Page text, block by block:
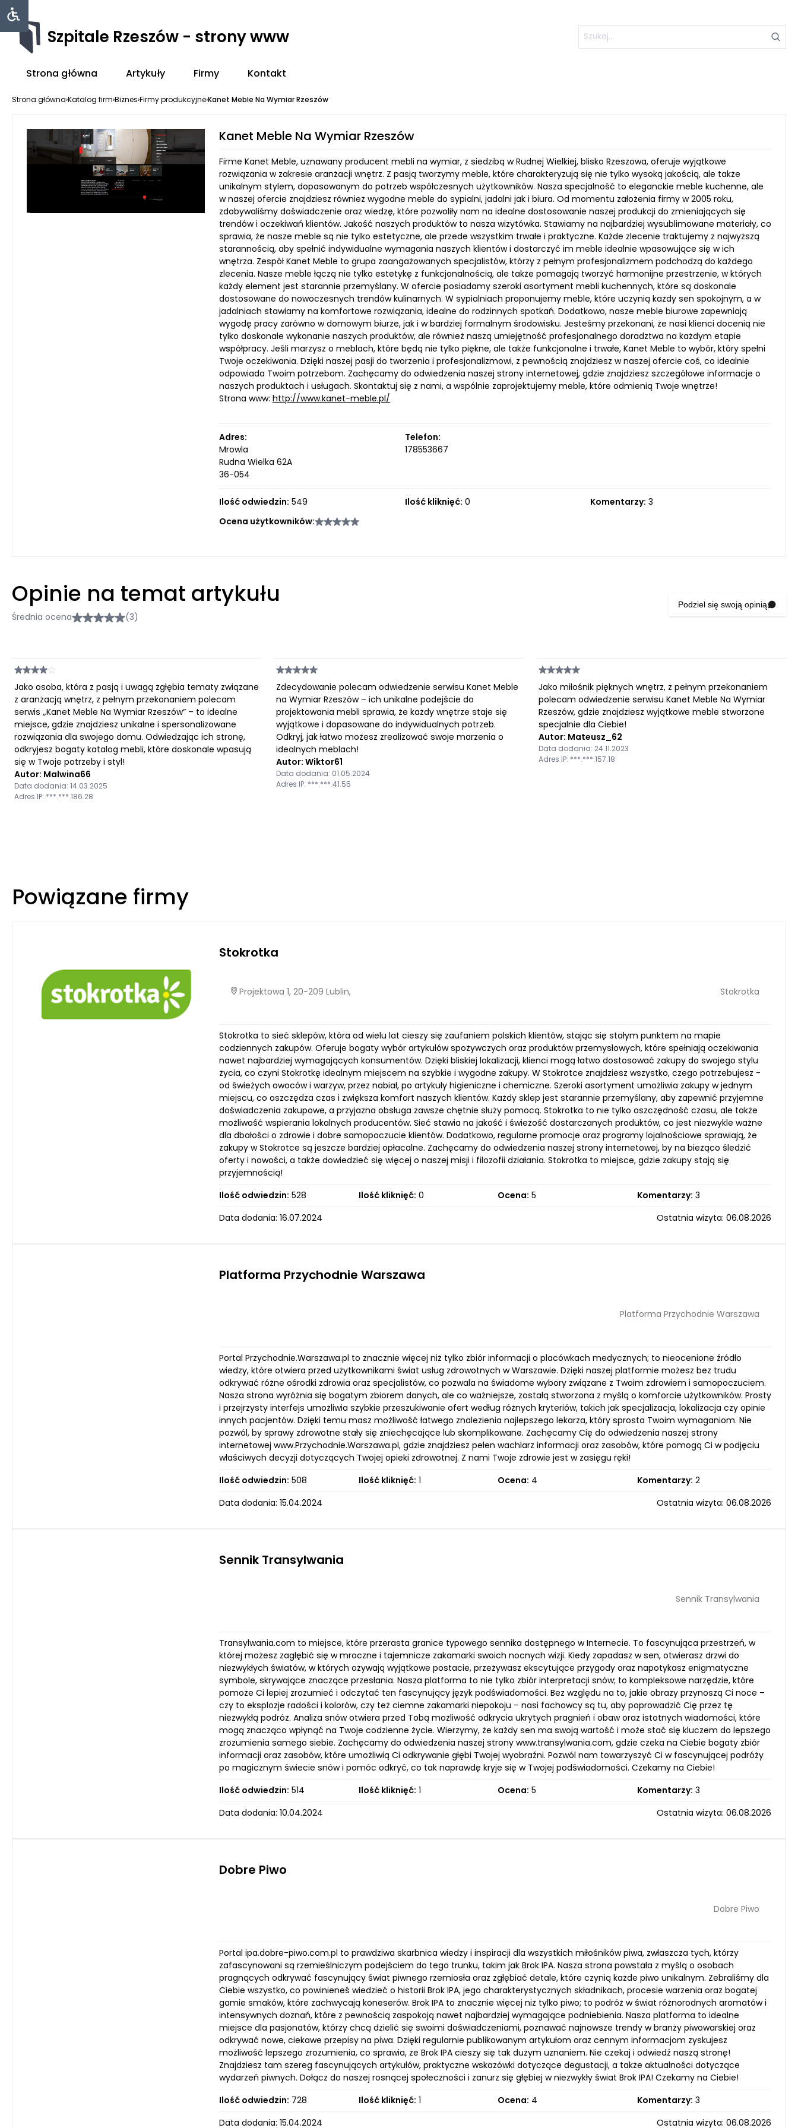
Szpitale Rzeszów - strony www
Strona główna Artykuły Firmy Kontakt
Strona główna›Katalog firm›Biznes›Firmy produkcyjne›Kanet Meble Na Wymiar Rzeszów
Kanet Meble Na Wymiar Rzeszów
Firme Kanet Meble, uznawany producent mebli na wymiar, z siedzibą w Rudnej Wielkiej, blisko Rzeszowa, oferuje wyjątkowe
rozwiązania w zakresie aranżacji wnętrz. Z pasją tworzymy meble, które charakteryzują się nie tylko wysoką jakością, ale także
unikalnym stylem, dopasowanym do potrzeb współczesnych użytkowników. Nasza specjalność to eleganckie meble kuchenne, ale
w naszej ofercie znajdziesz również wygodne meble do sypialni, jadalni jak i biura. Od momentu założenia firmy w 2005 roku,
zdobywaliśmy doświadczenie oraz wiedzę, które pozwoliły nam na idealne dostosowanie naszej produkcji do zmieniających się
trendów i oczekiwań klientów. Jakość naszych produktów to nasza wizytówka. Stawiamy na najbardziej wysublimowane materiały, co
sprawia, że nasze meble są nie tylko estetyczne, ale przede wszystkim trwałe i praktyczne. Każde zlecenie traktujemy z najwyższą
starannością, aby spełnić indywidualne wymagania naszych klientów i dostarczyć im meble idealnie wpasowujące się w ich
wnętrza. Zespół Kanet Meble to grupa zaangażowanych specjalistów, którzy z pełnym profesjonalizmem podchodzą do każdego
zlecenia. Nasze meble łączą nie tylko estetykę z funkcjonalnością, ale także pomagają tworzyć harmonijne przestrzenie, w których
każdy element jest starannie przemyślany. W ofercie posiadamy szeroki asortyment mebli kuchennych, które są doskonale
dostosowane do nowoczesnych trendów kulinarnych. W sypialniach proponujemy meble, które uczynią każdy sen spokojnym, a w
jadalniach stawiamy na komfortowe rozwiązania, idealne do rodzinnych spotkań. Dodatkowo, nasze meble biurowe zapewniają
wygodę pracy zarówno w domowym biurze, jak i w bardziej formalnym środowisku. Jesteśmy przekonani, że nasi klienci docenią nie
tylko doskonałe wykonanie naszych produktów, ale również naszą umiejętność profesjonalnego doradztwa na każdym etapie
współpracy. Jeśli marzysz o meblach, które będą nie tylko piękne, ale także funkcjonalne i trwałe, Kanet Meble to wybór, który spełni
Twoje oczekiwania. Dzięki naszej pasji do tworzenia i profesjonalizmowi, z pewnością znajdziesz w naszej ofercie coś, co idealnie
odpowiada Twoim potrzebom. Zachęcamy do odwiedzenia naszej strony internetowej, gdzie znajdziesz szczegółowe informacje o
naszych produktach i usługach. Skontaktuj się z nami, a wspólnie zaprojektujemy meble, które odmienią Twoje wnętrze!
Strona www: http://www.kanet-meble.pl/
Adres:
Mrowla
Rudna Wielka 62A
36-054
Telefon:
178553667
Ilość odwiedzin: 549 Ilość kliknięć: 0 Komentarzy: 3
Ocena użytkowników:
Opinie na temat artykułu
Średnia ocena (3)
Podziel się swoją opinią
Jako osoba, która z pasją i uwagą zgłębia tematy związane
z aranżacją wnętrz, z pełnym przekonaniem polecam
serwis „Kanet Meble Na Wymiar Rzeszów” – to idealne
miejsce, gdzie znajdziesz unikalne i spersonalizowane
rozwiązania dla swojego domu. Odwiedzając ich stronę,
odkryjesz bogaty katalog mebli, które doskonale wpasują
się w Twoje potrzeby i styl!
Autor: Malwina66
Data dodania: 14.03.2025
Adres IP: ***.***.186.28
Zdecydowanie polecam odwiedzenie serwisu Kanet Meble
na Wymiar Rzeszów – ich unikalne podejście do
projektowania mebli sprawia, że każdy wnętrze staje się
wyjątkowe i dopasowane do indywidualnych potrzeb.
Odkryj, jak łatwo możesz zrealizować swoje marzenia o
idealnych meblach!
Autor: Wiktor61
Data dodania: 01.05.2024
Adres IP: ***.***.41.55
Jako miłośnik pięknych wnętrz, z pełnym przekonaniem
polecam odwiedzenie serwisu Kanet Meble Na Wymiar
Rzeszów, gdzie znajdziesz wyjątkowe meble stworzone
specjalnie dla Ciebie!
Autor: Mateusz_62
Data dodania: 24.11.2023
Adres IP: ***.***.157.18
Powiązane firmy
Stokrotka
Projektowa 1, 20-209 Lublin, Stokrotka
Stokrotka to sieć sklepów, która od wielu lat cieszy się zaufaniem polskich klientów, stając się stałym punktem na mapie
codziennych zakupów. Oferuje bogaty wybór artykułów spożywczych oraz produktów przemysłowych, które spełniają oczekiwania
nawet najbardziej wymagających konsumentów. Dzięki bliskiej lokalizacji, klienci mogą łatwo dostosować zakupy do swojego stylu
życia, co czyni Stokrotkę idealnym miejscem na szybkie i wygodne zakupy. W Stokrotce znajdziesz wszystko, czego potrzebujesz -
od świeżych owoców i warzyw, przez nabiał, po artykuły higieniczne i chemiczne. Szeroki asortyment umożliwia zakupy w jednym
miejscu, co oszczędza czas i zwiększa komfort naszych klientów. Każdy sklep jest starannie przemyślany, aby zapewnić przyjemne
doświadczenia zakupowe, a przyjazna obsługa zawsze chętnie służy pomocą. Stokrotka to nie tylko oszczędność czasu, ale także
możliwość wspierania lokalnych producentów. Sieć stawia na jakość i świeżość dostarczanych produktów, co jest niezwykle ważne
dla dbałości o zdrowie i dobre samopoczucie klientów. Dodatkowo, regularne promocje oraz programy lojalnościowe sprawiają, że
zakupy w Stokrotce są jeszcze bardziej opłacalne. Zachęcamy do odwiedzenia naszej strony internetowej, by na bieżąco śledzić
oferty i nowości, a także dowiedzieć się więcej o naszej misji i filozofii działania. Stokrotka to miejsce, gdzie zakupy stają się
przyjemnością!
Ilość odwiedzin: 528 Ilość kliknięć: 0 Ocena: 5 Komentarzy: 3
Data dodania: 16.07.2024
Ostatnia wizyta: 06.08.2026
Platforma Przychodnie Warszawa
Platforma Przychodnie Warszawa
Portal Przychodnie.Warszawa.pl to znacznie więcej niż tylko zbiór informacji o placówkach medycznych; to nieocenione źródło
wiedzy, które otwiera przed użytkownikami świat usług zdrowotnych w Warszawie. Dzięki naszej platformie możesz bez trudu
odkrywać różne ośrodki zdrowia oraz specjalistów, co pozwala na świadome wybory związane z Twoim zdrowiem i samopoczuciem.
Nasza strona wyróżnia się bogatym zbiorem danych, ale co ważniejsze, zostałą stworzona z myślą o komforcie użytkowników. Prosty
i przejrzysty interfejs umożliwia szybkie przeszukiwanie ofert według różnych kryteriów, takich jak specjalizacja, lokalizacja czy opinie
innych pacjentów. Dzięki temu masz możliwość łatwego znalezienia najlepszego lekarza, który sprosta Twoim wymaganiom. Nie
pozwól, by sprawy zdrowotne stały się zniechęcające lub skomplikowane. Zachęcamy Cię do odwiedzenia naszej strony
internetowej www.Przychodnie.Warszawa.pl, gdzie znajdziesz pełen wachlarz informacji oraz zasobów, które pomogą Ci w podjęciu
właściwych decyzji dotyczących Twojej opieki zdrowotnej. Z nami Twoje zdrowie jest w zasięgu ręki!
Ilość odwiedzin: 508 Ilość kliknięć: 1 Ocena: 4 Komentarzy: 2
Data dodania: 15.04.2024
Ostatnia wizyta: 06.08.2026
Sennik Transylwania
Sennik Transylwania
Transylwania.com to miejsce, które przerasta granice typowego sennika dostępnego w Internecie. To fascynująca przestrzeń, w
której możesz zagłębić się w mroczne i tajemnicze zakamarki swoich nocnych wizji. Kiedy zapadasz w sen, otwierasz drzwi do
niezwykłych światów, w których ożywają wyjątkowe postacie, przeżywasz ekscytujące przygody oraz napotykasz enigmatyczne
symbole, skrywające znaczące przesłania. Nasza platforma to nie tylko zbiór interpretacji snów; to kompleksowe narzędzie, które
pomoże Ci lepiej zrozumieć i odczytać ten fascynujący język podświadomości. Bez względu na to, jakie obrazy przynoszą Ci noce –
czy to eksplozje radości i kolorów, czy też ciemne zakamarki niepokoju – nasi fachowcy są tu, aby poprowadzić Cię przez tę
niezwykłą podróż. Analiza snów otwiera przed Tobą możliwość odkrycia ukrytych pragnień i obaw oraz istotnych wiadomości, które
mogą znacząco wpłynąć na Twoje codzienne życie. Wierzymy, że każdy sen ma swoją wartość i może stać się kluczem do lepszego
zrozumienia samego siebie. Zachęcamy do odwiedzenia naszej strony www.transylwania.com, gdzie czeka na Ciebie bogaty zbiór
informacji oraz zasobów, które umożliwią Ci odkrywanie głębi Twojej wyobraźni. Pozwól nam towarzyszyć Ci w fascynującej podróży
po magicznym świecie snów i pomóc odkryć, co tak naprawdę kryje się w Twojej podświadomości. Czekamy na Ciebie!
Ilość odwiedzin: 514 Ilość kliknięć: 1 Ocena: 5 Komentarzy: 3
Data dodania: 10.04.2024
Ostatnia wizyta: 06.08.2026
Dobre Piwo
Dobre Piwo
Portal ipa.dobre-piwo.com.pl to prawdziwa skarbnica wiedzy i inspiracji dla wszystkich miłośników piwa, zwłaszcza tych, którzy
zafascynowani są rzemieślniczym podejściem do tego trunku, takim jak Brok IPA. Nasza strona powstała z myślą o osobach
pragnących odkrywać fascynujący świat piwnego rzemiosła oraz zgłębiać detale, które czynią każde piwo unikalnym. Zebraliśmy dla
Ciebie wszystko, co powinieneś wiedzieć o historii Brok IPA, jego charakterystycznych składnikach, procesie warzenia oraz bogatej
gamie smaków, które zachwycają koneserów. Brok IPA to znacznie więcej niż tylko piwo; to podróż w świat różnorodnych aromatów i
intensywnych doznań, które z pewnością zaspokoją nawet najbardziej wymagające podniebienia. Nasza platforma to idealne
miejsce dla pasjonatów, którzy chcą dzielić się swoimi doświadczeniami, poznawać najnowsze trendy w branży piwowarskiej oraz
odkrywać nowe, ciekawe przepisy na piwa. Dzięki regularnie publikowanym artykułom oraz cennym informacjom zyskujesz
możliwość lepszego zrozumienia, co sprawia, że Brok IPA cieszy się tak dużym uznaniem. Nie czekaj i odwiedź naszą stronę!
Znajdziesz tam szereg fascynujących artykułów, praktyczne wskazówki dotyczące degustacji, a także aktualności dotyczące
wydarzeń piwnych. Dołącz do naszej rosnącej społeczności i zanurz się głębiej w niezwykły świat Brok IPA! Czekamy na Ciebie!
Ilość odwiedzin: 728 Ilość kliknięć: 1 Ocena: 4 Komentarzy: 3
Data dodania: 15.04.2024
Ostatnia wizyta: 06.08.2026